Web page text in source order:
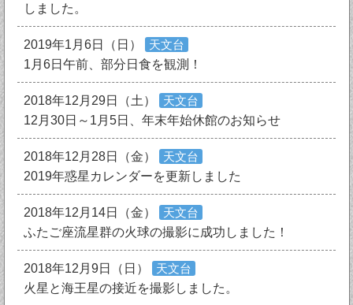
しました。
2019年1月6日（日）
天文台
1月6日午前、部分日食を観測！
2018年12月29日（土）
天文台
12月30日～1月5日、年末年始休館のお知らせ
2018年12月28日（金）
天文台
2019年惑星カレンダーを更新しました
2018年12月14日（金）
天文台
ふたご座流星群の火球の撮影に成功しました！
2018年12月9日（日）
天文台
火星と海王星の接近を撮影しました。